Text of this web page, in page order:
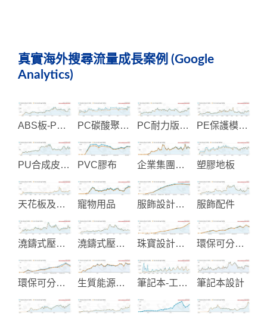
真實海外搜尋流量成長案例 (Google
Analytics)
ABS板-PS板和壓克力板 PC碳酸聚酯板製造 PC耐力版-遮光版 PE保護模與壓克力板
PU合成皮及人工皮革 PVC膠布 企業集團形象官網 塑膠地板
天花板及輕隔間裝飾建材 寵物用品 服飾設計製造 服飾配件
澆鑄式壓克力板生產 澆鑄式壓克力板製造 珠寶設計供應製造 環保可分解產品
環保可分解製品 生質能源再生系統 筆記本-工商日記製造 筆記本設計